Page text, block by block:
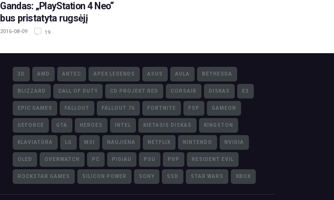
Gandas: „PlayStation 4 Neo“
bus pristatyta rugsėjį
2016-08-09 19
3D AMD ANTEC APEX LEGENDS ASUS AULA BETHESDA
BLIZZARD CALL OF DUTY CD PROJEKT RED CORSAIR DISKAS E3
EPIC GAMES FALLOUT FALLOUT 76 FORTNITE FSP GAMEON
GEFORCE GTA HEROES INTEL KIETASIS DISKAS KINGSTON
KLAVIATŪRA LG MSI NAUJIENA NETFLIX NINTENDO NVIDIA
OLED OVERWATCH PC PIGIAU PSU PVP RESIDENT EVIL
ROCKSTAR GAMES SILICON POWER SONY SSD STAR WARS XBOX